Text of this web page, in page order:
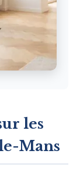
les
Mans